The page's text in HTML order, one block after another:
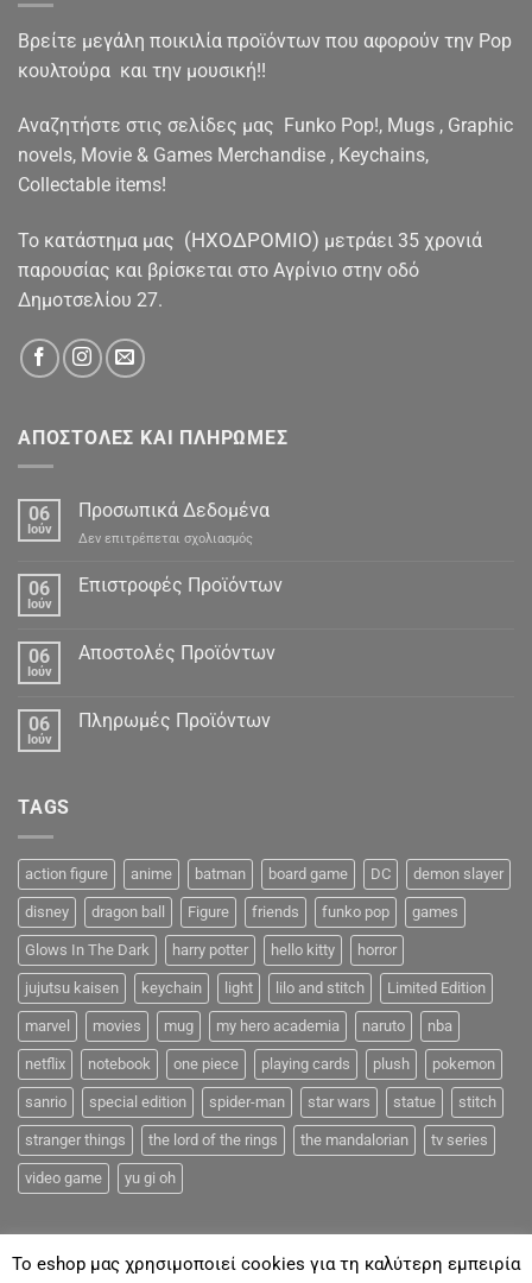
Βρείτε μεγάλη ποικιλία προϊόντων που αφορούν την Pop
κουλτούρα και την μουσική!!
Αναζητήστε στις σελίδες μας Funko Pop!, Mugs , Graphic
novels, Movie & Games Merchandise , Keychains,
Collectable items!
To κατάστημα μας (ΗΧΟΔΡΟΜΙΟ) μετράει 35 χρονιά
παρουσίας και βρίσκεται στο Αγρίνιο στην οδό
Δημοτσελίου 27.
ΑΠΟΣΤΟΛΕΣ ΚΑΙ ΠΛΗΡΩΜΕΣ
06
Ιούν
Προσωπικά Δεδομένα
Δεν επιτρέπεται σχολιασμός
Δεδομένα
06
Ιούν
Επιστροφές Προϊόντων
06
Ιούν
Αποστολές Προϊόντων
06
Ιούν
Πληρωμές Προϊόντων
TAGS
action figure anime batman board game DC demon slayer
disney dragon ball Figure friends funko pop games
Glows In The Dark harry potter hello kitty horror
jujutsu kaisen keychain light lilo and stitch Limited Edition
marvel movies mug my hero academia naruto nba
netflix notebook one piece playing cards plush pokemon
sanrio special edition spider-man star wars statue stitch
stranger things the lord of the rings the mandalorian tv series
video game yu gi oh
To eshop μας χρησιμοποιεί cookies για τη καλύτερη εμπειρία